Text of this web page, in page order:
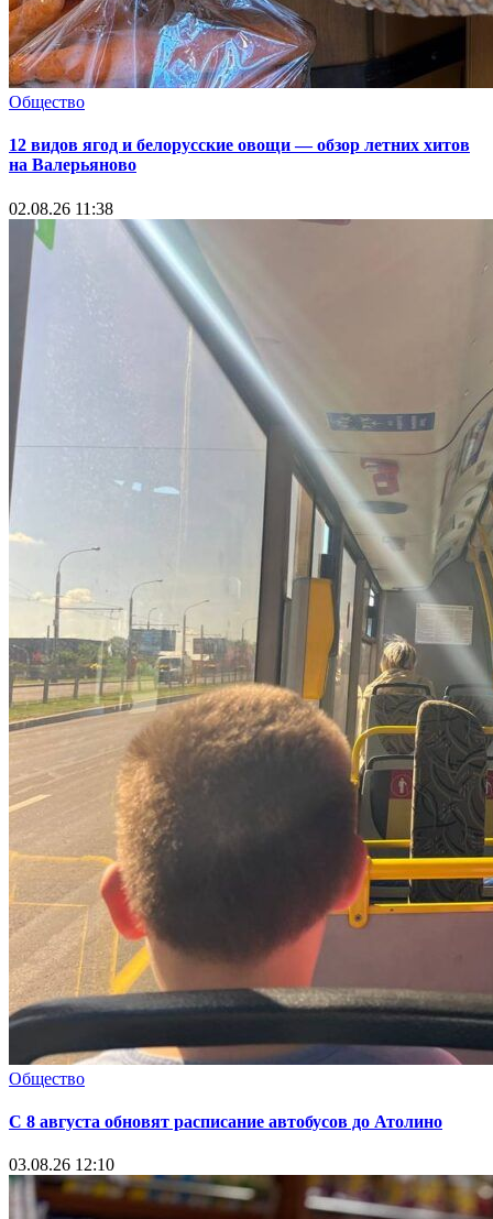
Общество
12 видов ягод и белорусские овощи — обзор летних хитов
на Валерьяново
02.08.26 11:38
Общество
С 8 августа обновят расписание автобусов до Атолино
03.08.26 12:10